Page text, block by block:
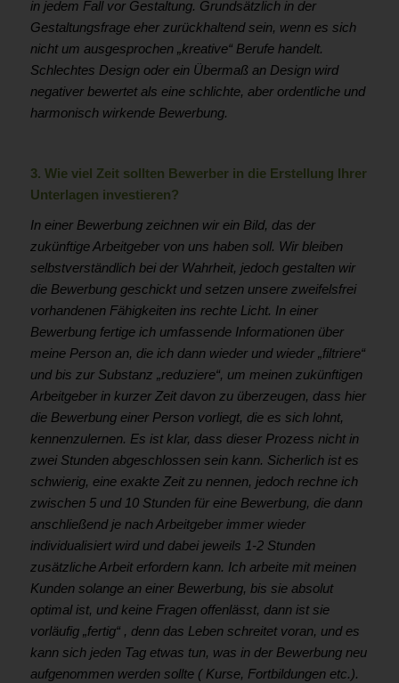
in jedem Fall vor Gestaltung. Grundsätzlich in der
Gestaltungsfrage eher zurückhaltend sein, wenn es sich
nicht um ausgesprochen „kreative“ Berufe handelt.
Schlechtes Design oder ein Übermaß an Design wird
negativer bewertet als eine schlichte, aber ordentliche und
harmonisch wirkende Bewerbung.
3. Wie viel Zeit sollten Bewerber in die Erstellung Ihrer
Unterlagen investieren?
In einer Bewerbung zeichnen wir ein Bild, das der
zukünftige Arbeitgeber von uns haben soll. Wir bleiben
selbstverständlich bei der Wahrheit, jedoch gestalten wir
die Bewerbung geschickt und setzen unsere zweifelsfrei
vorhandenen Fähigkeiten ins rechte Licht. In einer
Bewerbung fertige ich umfassende Informationen über
meine Person an, die ich dann wieder und wieder „filtriere“
und bis zur Substanz „reduziere“, um meinen zukünftigen
Arbeitgeber in kurzer Zeit davon zu überzeugen, dass hier
die Bewerbung einer Person vorliegt, die es sich lohnt,
kennenzulernen. Es ist klar, dass dieser Prozess nicht in
zwei Stunden abgeschlossen sein kann. Sicherlich ist es
schwierig, eine exakte Zeit zu nennen, jedoch rechne ich
zwischen 5 und 10 Stunden für eine Bewerbung, die dann
anschließend je nach Arbeitgeber immer wieder
individualisiert wird und dabei jeweils 1-2 Stunden
zusätzliche Arbeit erfordern kann. Ich arbeite mit meinen
Kunden solange an einer Bewerbung, bis sie absolut
optimal ist, und keine Fragen offenlässt, dann ist sie
vorläufig „fertig“ , denn das Leben schreitet voran, und es
kann sich jeden Tag etwas tun, was in der Bewerbung neu
aufgenommen werden sollte ( Kurse, Fortbildungen etc.).